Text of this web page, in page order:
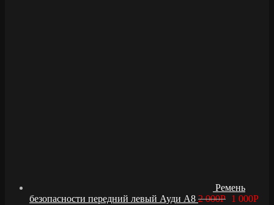
Ремень
безопасности передний левый Ауди А8 2 000Р 1 000Р